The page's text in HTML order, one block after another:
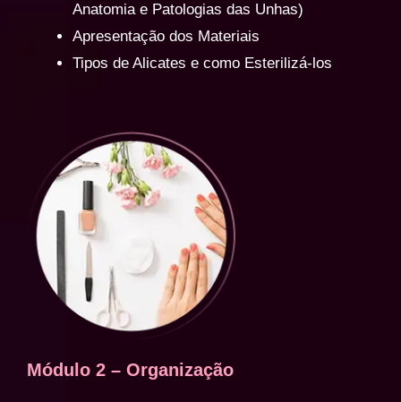
Anatomia e Patologias das Unhas)
Apresentação dos Materiais
Tipos de Alicates e como Esterilizá-los
Módulo 2 – Organização